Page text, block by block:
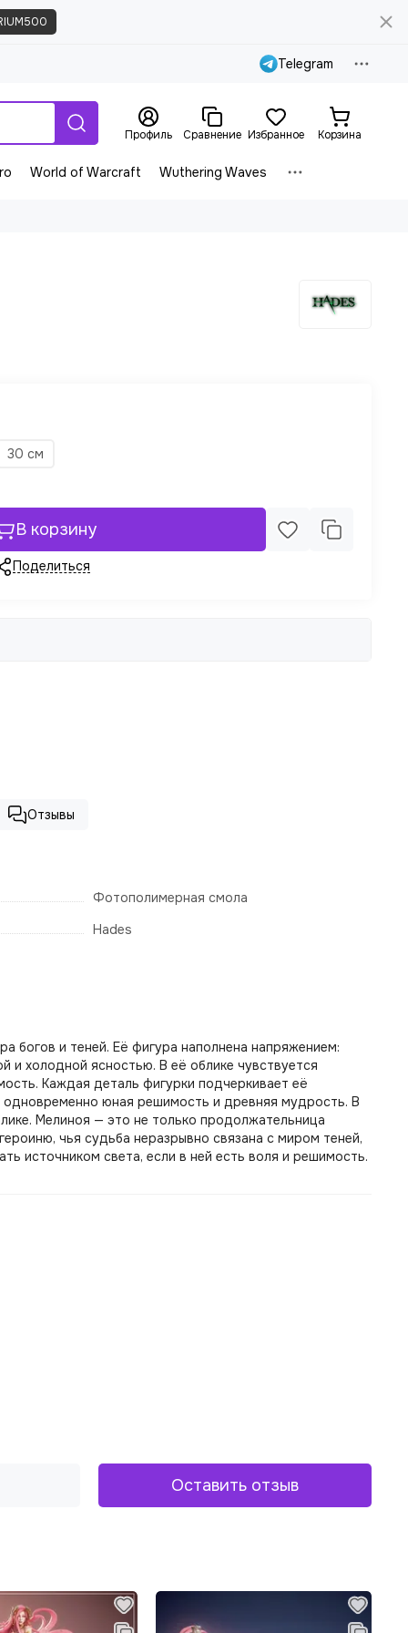
Telegram
Профиль Сравнение Избранное Корзина
World of Warcraft Wuthering Waves
30 см
В корзину
Поделиться
Отзывы
Фотополимерная смола
Hades
богов и теней. Её фигура наполнена напряжением:
и холодной ясностью. В её облике чувствуется
Каждая деталь фигурки подчеркивает её
одновременно юная решимость и древняя мудрость. В
Мелиноя — это не только продолжательница
чья судьба неразрывно связана с миром теней,
источником света, если в ней есть воля и решимость.
Оставить отзыв